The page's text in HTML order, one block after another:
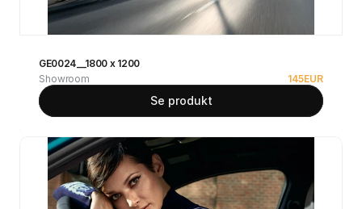
GE0024__1800 x 1200
Showroom
145EUR
Se produkt